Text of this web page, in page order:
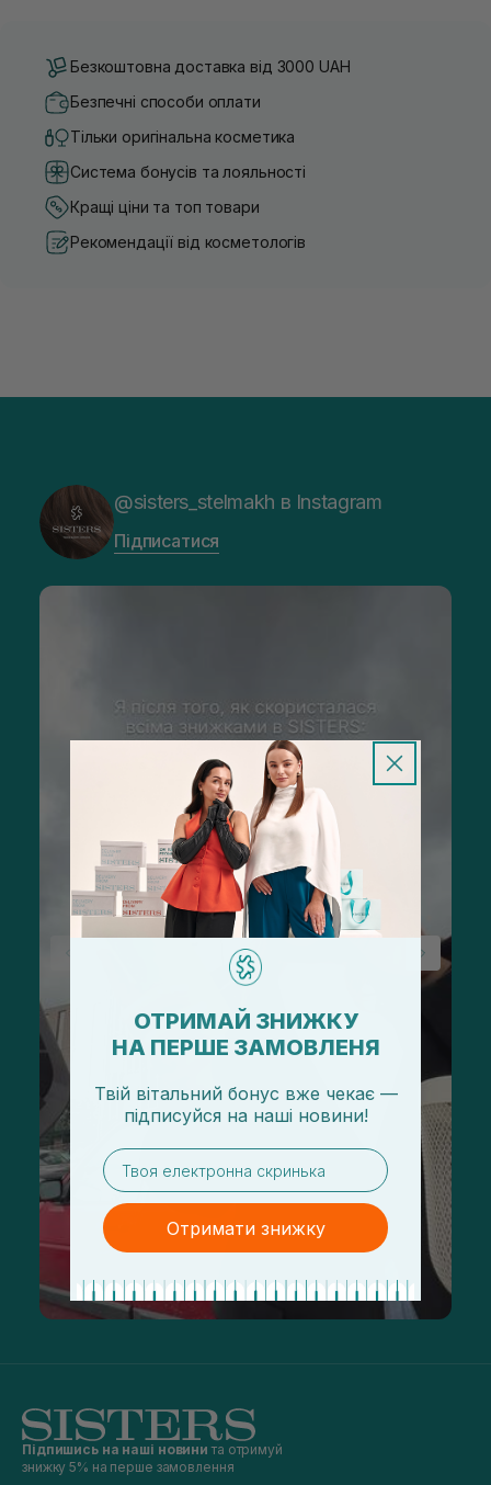
Безкоштовна доставка від 3000 UAH
Безпечні способи оплати
Тільки оригінальна косметика
Система бонусів та лояльності
Кращі ціни та топ товари
Рекомендації від косметологів
@sisters_stelmakh в Instagram
Підписатися
Підпишись на наші новини та отримуй
знижку 5% на перше замовлення
ОТРИМАЙ ЗНИЖКУ
НА ПЕРШЕ ЗАМОВЛЕНЯ
Твій вітальний бонус вже чекає —
підписуйся на наші новини!
email
Отримати знижку